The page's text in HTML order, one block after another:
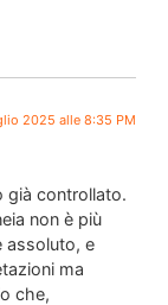
2025 alle 8:35 PM
già controllato.
non è più
assoluto, e
ma
che,